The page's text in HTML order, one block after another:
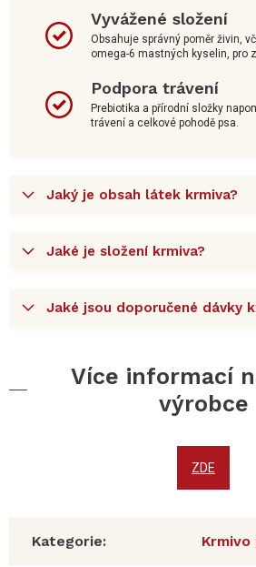
Vyvážené složení
Obsahuje správný poměr živin,
omega-6 mastných kyselin, pro
Podpora trávení
Prebiotika a přírodní složky
trávení a celkové pohodě psa.
Jaký je obsah látek krmiva?
Jaké je složení krmiva?
Jaké jsou doporučené dávky
Více informací
výrobce
ZDE
Kategorie: